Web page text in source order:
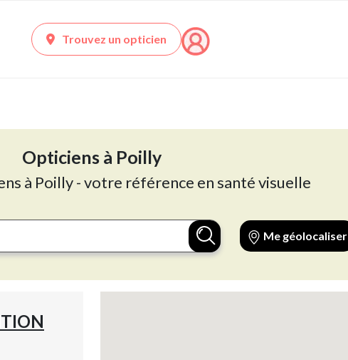
Trouvez un opticien
Opticiens à Poilly
à Poilly - votre référence en santé visuelle
Me géolocaliser